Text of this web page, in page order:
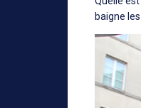
baigne